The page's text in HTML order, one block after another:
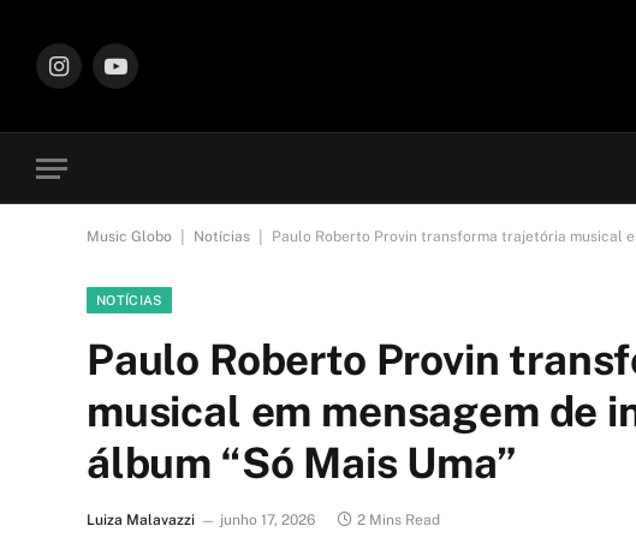
InstagramYouTube
Music Globo Notícias Paulo Roberto Provin transforma trajetória musical
NOTÍCIAS
Paulo Roberto Provin
musical em mensagem de
álbum “Só Mais Uma”
Luiza Malavazzi junho 17, 2026 2 Mins Read